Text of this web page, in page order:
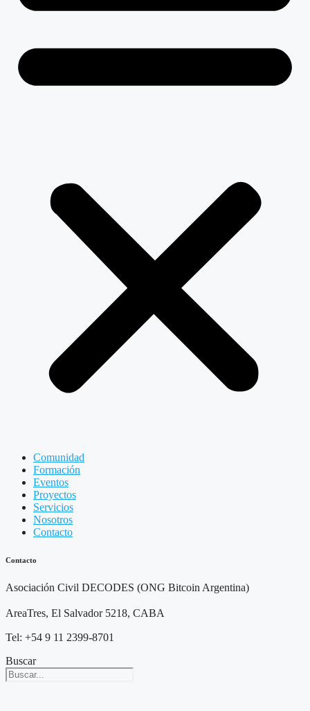
Comunidad
Formación
Eventos
Proyectos
Servicios
Nosotros
Contacto
Contacto
Asociación Civil DECODES (ONG Bitcoin Argentina)
AreaTres, El Salvador 5218, CABA
Tel: +54 9 11 2399-8701
Buscar